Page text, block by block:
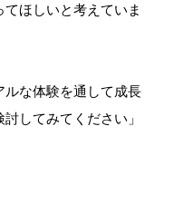
ほしいと考えていま
な体験を通して成長
してみてください」